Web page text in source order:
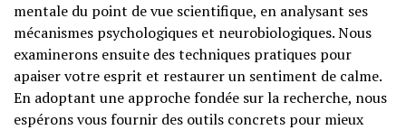
mentale du point de vue scientifique, en analysant ses
mécanismes psychologiques et neurobiologiques. Nous
examinerons ensuite des techniques pratiques pour
apaiser votre esprit et restaurer un sentiment de calme.
En adoptant une approche fondée sur la recherche, nous
espérons vous fournir des outils concrets pour mieux